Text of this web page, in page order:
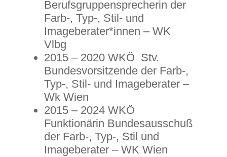
Berufsgruppensprecherin der
Farb-, Typ-, Stil- und
Imageberater*innen – WK
Vlbg
2015 – 2020 WKÖ Stv.
Bundesvorsitzende der Farb-,
Typ-, Stil- und Imageberater –
Wk Wien
2015 – 2024 WKÖ
Funktionärin Bundesausschuß
der Farb-, Typ-, Stil und
Imageberater – WK Wien